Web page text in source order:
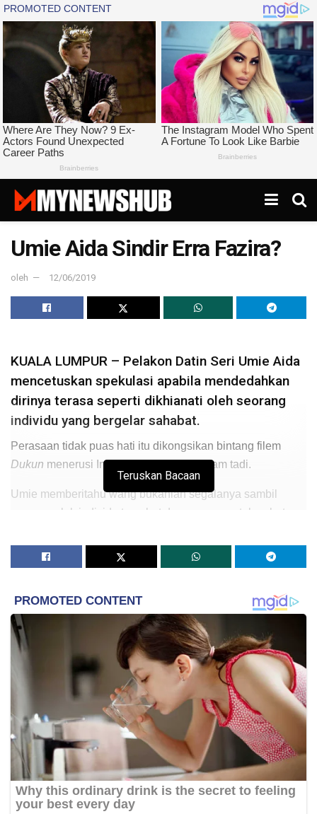
Umie Aida Sindir Erra Fazira?
oleh 12/06/2019
KUALA LUMPUR – Pelakon Datin Seri Umie Aida
mencetuskan spekulasi apabila mendedahkan
dirinya terasa seperti dikhianati oleh seorang
individu yang bergelar sahabat.
Perasaan tidak puas hati itu dikongsikan bintang filem
Dukun menerusi Instagram miliknya malam tadi.
Umie memberitahu wang bukanlah segalanya sambil
menempelak individu tersebut dengan menyatakan betapa
MONEY IS NOT EVERYTHING but EVERYTHING IS
sebuah persahabatan bagi kau! Kau bole bohongi satu
dunia dengan keterampilan suci kau yang seperti
dibawah lindungan kaabah itu.. dan paling sayang…
kecantikan wajah kau tidak secantik hati kau!
“Sehingga keterbiasaan itu membuat kau terlupa
bahawa kemewahan yang kau ambil itu akan
menghancurkan hati sahabat kau sendiri.. bukan
kerana kebendaan itu TETAPI kerana seorang sahabat
tidak akan MENGKHIANATI sahabatnya sendiri
semata-mata untuk kesenangan.
“Aku cuba lupakan sejarah silam dengan harapan kau
Teruskan Bacaan